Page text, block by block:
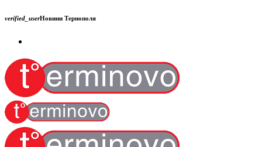
verified_userНовини Тернополя